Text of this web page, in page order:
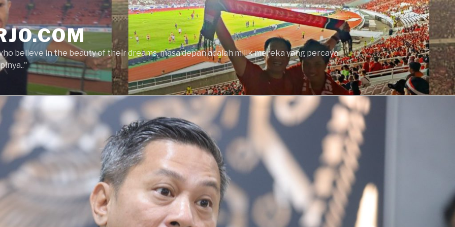
believe in the beauty of their dreams, masa depan adalah milik mereka yang percaya